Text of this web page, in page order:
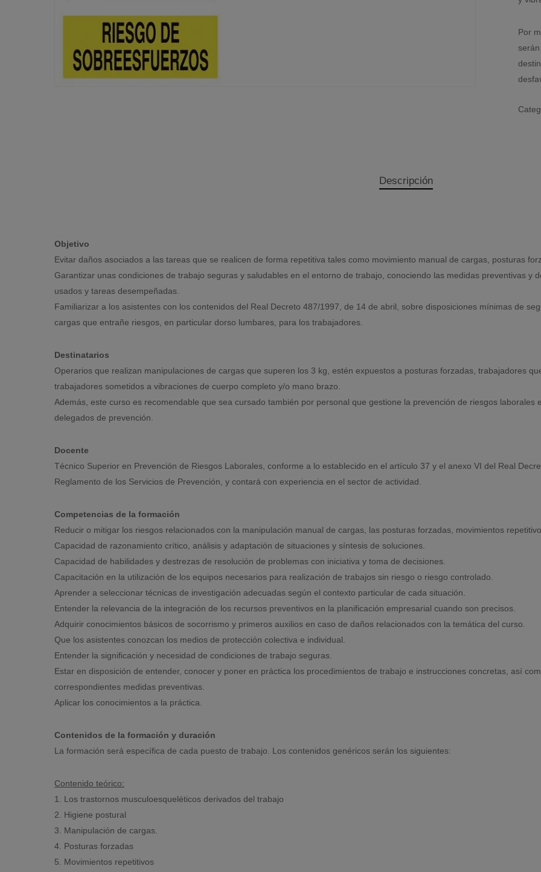
Por
Descripción
Objetivo
Evitar daños asociados a las tareas que se realicen de forma repetitiva tales como movimiento manual de cargas, posturas
Garantizar unas condiciones de trabajo seguras y saludables en el entorno de trabajo, conociendo las medidas preventivas y
usados y tareas desempeñadas.
Familiarizar a los asistentes con los contenidos del Real Decreto 487/1997, de 14 de abril, sobre disposiciones mínimas de
cargas que entrañe riesgos, en particular dorso lumbares, para los trabajadores.
Destinatarios
Operarios que realizan manipulaciones de cargas que superen los 3 kg, estén expuestos a posturas forzadas, trabajadores
trabajadores sometidos a vibraciones de cuerpo completo y/o mano brazo.
Además, este curso es recomendable que sea cursado también por personal que gestione la prevención de riesgos
delegados de prevención.
Docente
Técnico Superior en Prevención de Riesgos Laborales, conforme a lo establecido en el artículo 37 y el anexo VI del Real
Reglamento de los Servicios de Prevención, y contará con experiencia en el sector de actividad.
Competencias de la formación
Reducir o mitigar los riesgos relacionados con la manipulación manual de cargas, las posturas forzadas, movimientos
Capacidad de razonamiento crítico, análisis y adaptación de situaciones y síntesis de soluciones.
Capacidad de habilidades y destrezas de resolución de problemas con iniciativa y toma de decisiones.
Capacitación en la utilización de los equipos necesarios para realización de trabajos sin riesgo o riesgo controlado.
Aprender a seleccionar técnicas de investigación adecuadas según el contexto particular de cada situación.
Entender la relevancia de la integración de los recursos preventivos en la planificación empresarial cuando son precisos.
Adquirir conocimientos básicos de socorrismo y primeros auxilios en caso de daños relacionados con la temática del curso.
Que los asistentes conozcan los medios de protección colectiva e individual.
Entender la significación y necesidad de condiciones de trabajo seguras.
Estar en disposición de entender, conocer y poner en práctica los procedimientos de trabajo e instrucciones concretas, así
correspondientes medidas preventivas.
Aplicar los conocimientos a la práctica.
Contenidos de la formación y duración
La formación será específica de cada puesto de trabajo. Los contenidos genéricos serán los siguientes:
Contenido teórico:
1. Los trastornos musculoesqueléticos derivados del trabajo
2. Higiene postural
3. Manipulación de cargas.
4. Posturas forzadas
5. Movimientos repetitivos